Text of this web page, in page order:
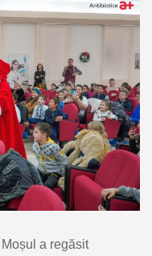
a regăsit